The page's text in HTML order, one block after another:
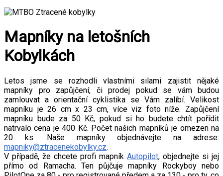
Mapníky na letošních
Kobylkách
Letos jsme se rozhodli vlastními silami zajistit nějaké
mapníky pro zapůjčení, či prodej pokud se vám budou
zamlouvat a orientační cyklistika se Vám zalíbí. Velikost
mapníku je 26 cm x 23 cm, více viz foto níže. Zapůjčení
mapníku bude za 50 Kč, pokud si ho budete chtít pořídit
natrvalo cena je 400 Kč. Počet našich mapníků je omezen na
20 ks. Naše mapníky objednávejte na adrese:
mapniky@ztracenekobylky.cz.
V případě, že chcete profi mapník Autopilot, objednejte si jej
přímo od Ramacha. Ten půjčuje mapníky Rockyboy nebo